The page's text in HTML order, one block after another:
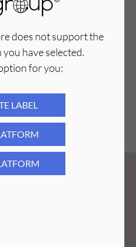
does not support the
have selected.
for you:
LABEL
tylko dla subskrybentów!